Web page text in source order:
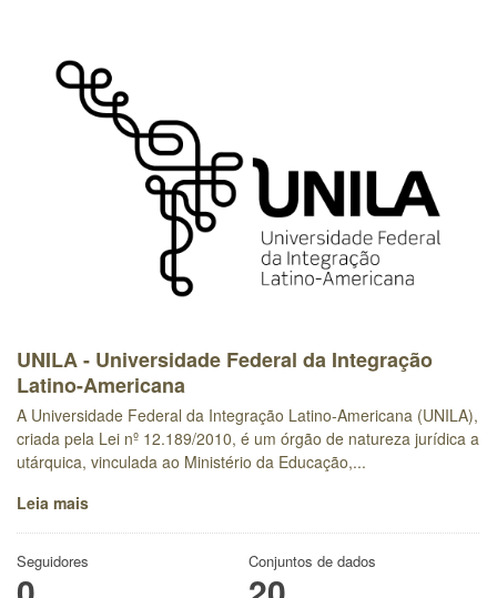
UNILA - Universidade Federal da Integração
Latino-Americana
A Universidade Federal da Integração Latino-Americana (UNILA),
criada pela Lei nº 12.189/2010, é um órgão de natureza jurídica a
utárquica, vinculada ao Ministério da Educação,...
Leia mais
Seguidores Conjuntos de dados